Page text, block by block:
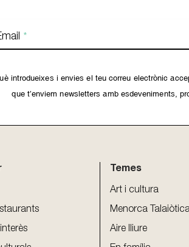
*
introdueixes i envies el teu correu electrònic
que t’enviem newsletters amb esdeveniments,
Temes
Art i cultura
Menorca
Aire lliure